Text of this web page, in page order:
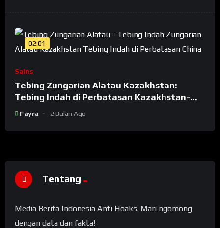
02:01
Sains
Tebing Zungarian Alatau Kazakhstan:
Tebing Indah di Perbatasan Kazakhstan-
China
Fayra 2 Bulan Ago
Tentang
Media Berita Indonesia Anti Hoaks. Mari ngomong
dengan data dan fakta!